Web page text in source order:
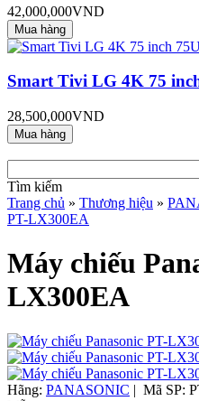
42,000,000VND
Smart Tivi LG 4K 75
28,500,000VND
Tìm kiếm
Trang chủ » Thương hiệu »
PT-LX300EA
Máy chiếu
LX300EA
Hãng: PANASONIC | Mã SP: